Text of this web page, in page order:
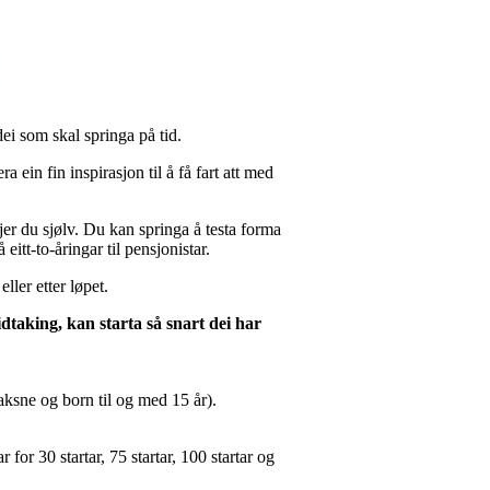
som skal springa på tid.
ein fin inspirasjon til å få fart att med
du sjølv. Du kan springa å testa forma
to-åringar til pensjonistar.
etter løpet.
kan starta så snart dei har
og born til og med 15 år).
for 30 startar, 75 startar, 100 startar og